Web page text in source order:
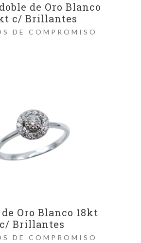
de Oro Blanco
c/ Brillantes
DE COMPROMISO
Oro Blanco 18kt
c/ Brillantes
DE COMPROMISO